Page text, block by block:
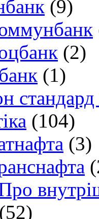
(9)
(2)
(1)
стандард
(104)
(3)
(52)